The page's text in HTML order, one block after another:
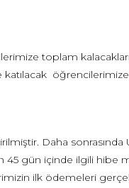
toplam
katılacak
Daha sonrasında
45 gün içinde ilgili hibe
ilk ödemeleri